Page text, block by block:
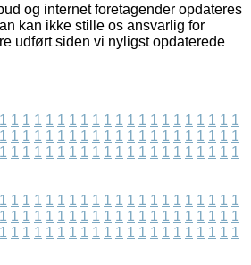
og internet foretagender opdateres
kan ikke stille os ansvarlig for
udført siden vi nyligst opdaterede
1 1 1 1 1 1 1 1 1 1 1 1 1 1 1 1 1 1 1 1 1
1 1 1 1 1 1 1 1 1 1 1 1 1 1 1 1 1 1 1 1 1
1 1 1 1 1 1 1 1 1 1 1 1 1 1 1 1 1 1 1 1 1
1 1 1 1 1 1 1 1 1 1 1 1 1 1 1 1 1 1 1 1 1
1 1 1 1 1 1 1 1 1 1 1 1 1 1 1 1 1 1 1 1 1
1 1 1 1 1 1 1 1 1 1 1 1 1 1 1 1 1 1 1 1 1